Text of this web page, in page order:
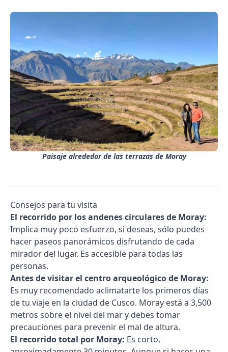
Paisaje alrededor de las terrazas de Moray
Consejos para tu visita
El recorrido por los andenes circulares de Moray:
Implica muy poco esfuerzo, si deseas, sólo puedes
hacer paseos panorámicos disfrutando de cada
mirador del lugar. Es accesible para todas las
personas.
Antes de visitar el centro arqueológico de Moray:
Es muy recomendado aclimatarte los primeros días
de tu viaje en la ciudad de Cusco. Moray está a 3,500
metros sobre el nivel del mar y debes tomar
precauciones para prevenir el mal de altura.
El recorrido total por Moray: Es corto,